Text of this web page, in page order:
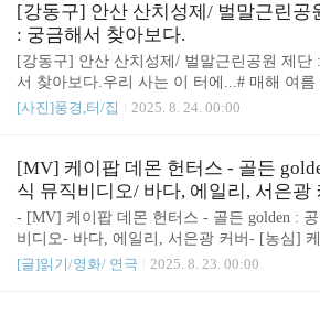
상태였다.그래도 그냥 기사에 올라온 사진을
한게 어딘가 싶다. https://youtu.be/
46cIBzRD1_DXgy관련 뉴스도 있어 갈무리
고보니 우표 1개에 430원인가보다.관련글 :
nd4u.tistory.com/2040 2011 크리스마스 우표 -
보면서 착한 마음 돌이키기를..올해 크리스마
[강동구] 안산 산치성제/ 벌말근린공
: 궁금해서 찾아보다.
[강동구] 안산 산치성제/ 벌말근린공원 제단
서 찾아보다.우리 사는 이 터에...# 매해 여름
플랭카드그러고보니 동네 공원에 왠 제단 같
다. 강동신문 기사 강동구의회, 갈산(안산)
참석해 ‘구민 안녕 기원’강동구의회 조동탁
호2동)이 지난 6일 강일동 벌말근린공원에서
산(안산) 산치성제에 참석해 제를 지내며 구
녕을 기원했다. 갈산(안산) 산치성제는 매년
월1일~3일 중gangdongnews.co.kr 임진왜란 때
[사진]풍경,터/집 2025. 8. 24. 00:00
[MV] 케이팝 데몬 헌터스 - 골든
식 뮤직비디오/ 바다, 에일리, 서은광
[농심] 케데헌 과자 기사
- [MV] 케이팝 데몬 헌터스 - 골든 golden :
비디오- 바다, 에일리, 서은광 커버- [농심]
자 기사# 골든 golden6월 어느날부터 뜨기 시
[글]읽기/영화/ 연극 2025. 8. 23. 00:00